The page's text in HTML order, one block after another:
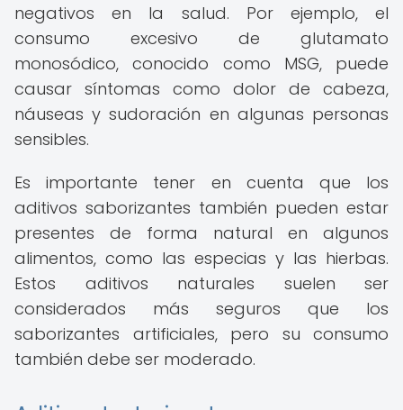
negativos en la salud. Por ejemplo, el
consumo excesivo de glutamato
monosódico, conocido como MSG, puede
causar síntomas como dolor de cabeza,
náuseas y sudoración en algunas personas
sensibles.
Es importante tener en cuenta que los
aditivos saborizantes también pueden estar
presentes de forma natural en algunos
alimentos, como las especias y las hierbas.
Estos aditivos naturales suelen ser
considerados más seguros que los
saborizantes artificiales, pero su consumo
también debe ser moderado.